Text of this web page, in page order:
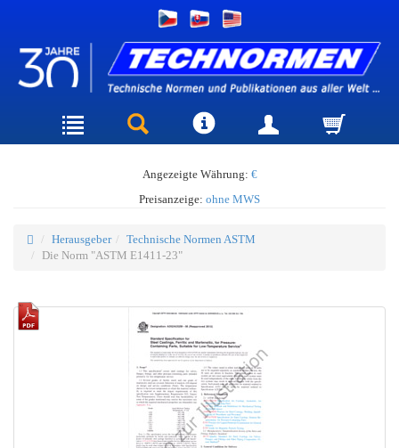
Angezeigte Währung: €
Preisanzeige: ohne MWS
Herausgeber
Technische Normen ASTM
Die Norm "ASTM E1411-23"